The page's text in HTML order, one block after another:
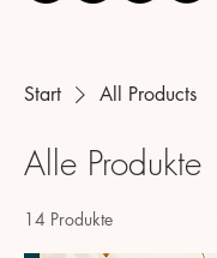
Start All Products
Alle Produkte
14 Produkte